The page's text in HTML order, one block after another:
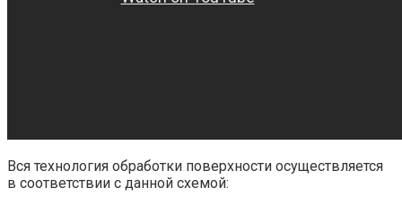
Вся технология обработки поверхности осуществляется
в соответствии с данной схемой: